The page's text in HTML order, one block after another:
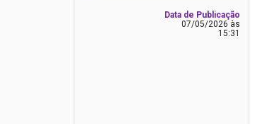
Data de Publicação
07/05/2026 às
15:31